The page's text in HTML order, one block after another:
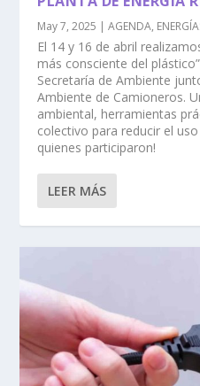
May 7, 2025 |AGENDA,
El 14 y 16 de abril
más consciente del
Secretaría de Ambiente
Ambiente de Camioneros.
ambiental, herramientas
colectivo para reducir el uso
quienes participaron!
LEER MÁS